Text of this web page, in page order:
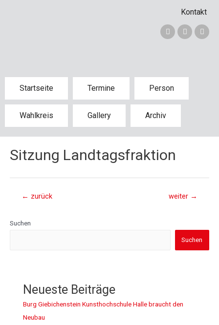
Kontakt
Startseite Termine Person
Wahlkreis Gallery Archiv
Sitzung Landtagsfraktion
← zurück weiter →
Suchen
Suchen
Neueste Beiträge
Burg Giebichenstein Kunsthochschule Halle braucht den
Neubau